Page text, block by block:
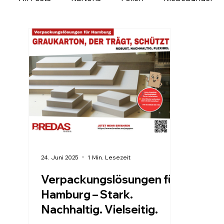
Ladungssicherung Personalisierbare Produkte
Verpackung regional entdecken
Verpackungslösungen für
Hamburg – Stark.
Nachhaltig. Vielseitig.
24. Juni 2025 1 Min. Lesezeit